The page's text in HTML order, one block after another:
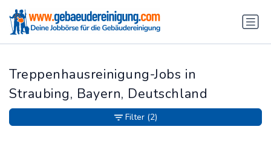
Treppenhausreinigung-Jobs in
Straubing, Bayern, Deutschland
Filter (2)